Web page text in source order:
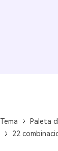
Tema
Paleta
22